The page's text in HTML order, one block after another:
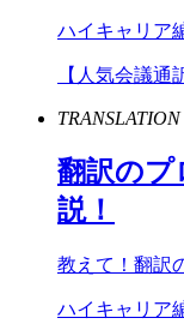
ハイキャリア
【人気会議通
TRANSLATION
翻訳のプ
説！
教えて！翻訳
ハイキャリア